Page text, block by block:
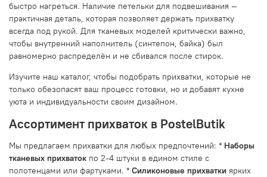
быстро нагреться. Наличие петельки для подвешивания —
практичная деталь, которая позволяет держать прихватку
всегда под рукой. Для тканевых моделей критически важно,
чтобы внутренний наполнитель (синтепон, байка) был
равномерно распределён и не сбивался после стирок.
Изучите наш каталог, чтобы подобрать прихватки, которые не
только обезопасят ваш процесс готовки, но и добавят кухне
уюта и индивидуальности своим дизайном.
Ассортимент прихваток в PostelButik
Мы предлагаем прихватки для любых предпочтений: * Наборы
тканевых прихваток по 2-4 штуки в едином стиле с
полотенцами или фартуками. * Силиконовые прихватки ярких